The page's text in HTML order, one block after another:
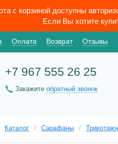
с корзиной доступны
Если Вы хотите
Оплата Возврат Отзывы
+7 967 555 26 25
Закажите обратный звонок
Каталог / Сарафаны /